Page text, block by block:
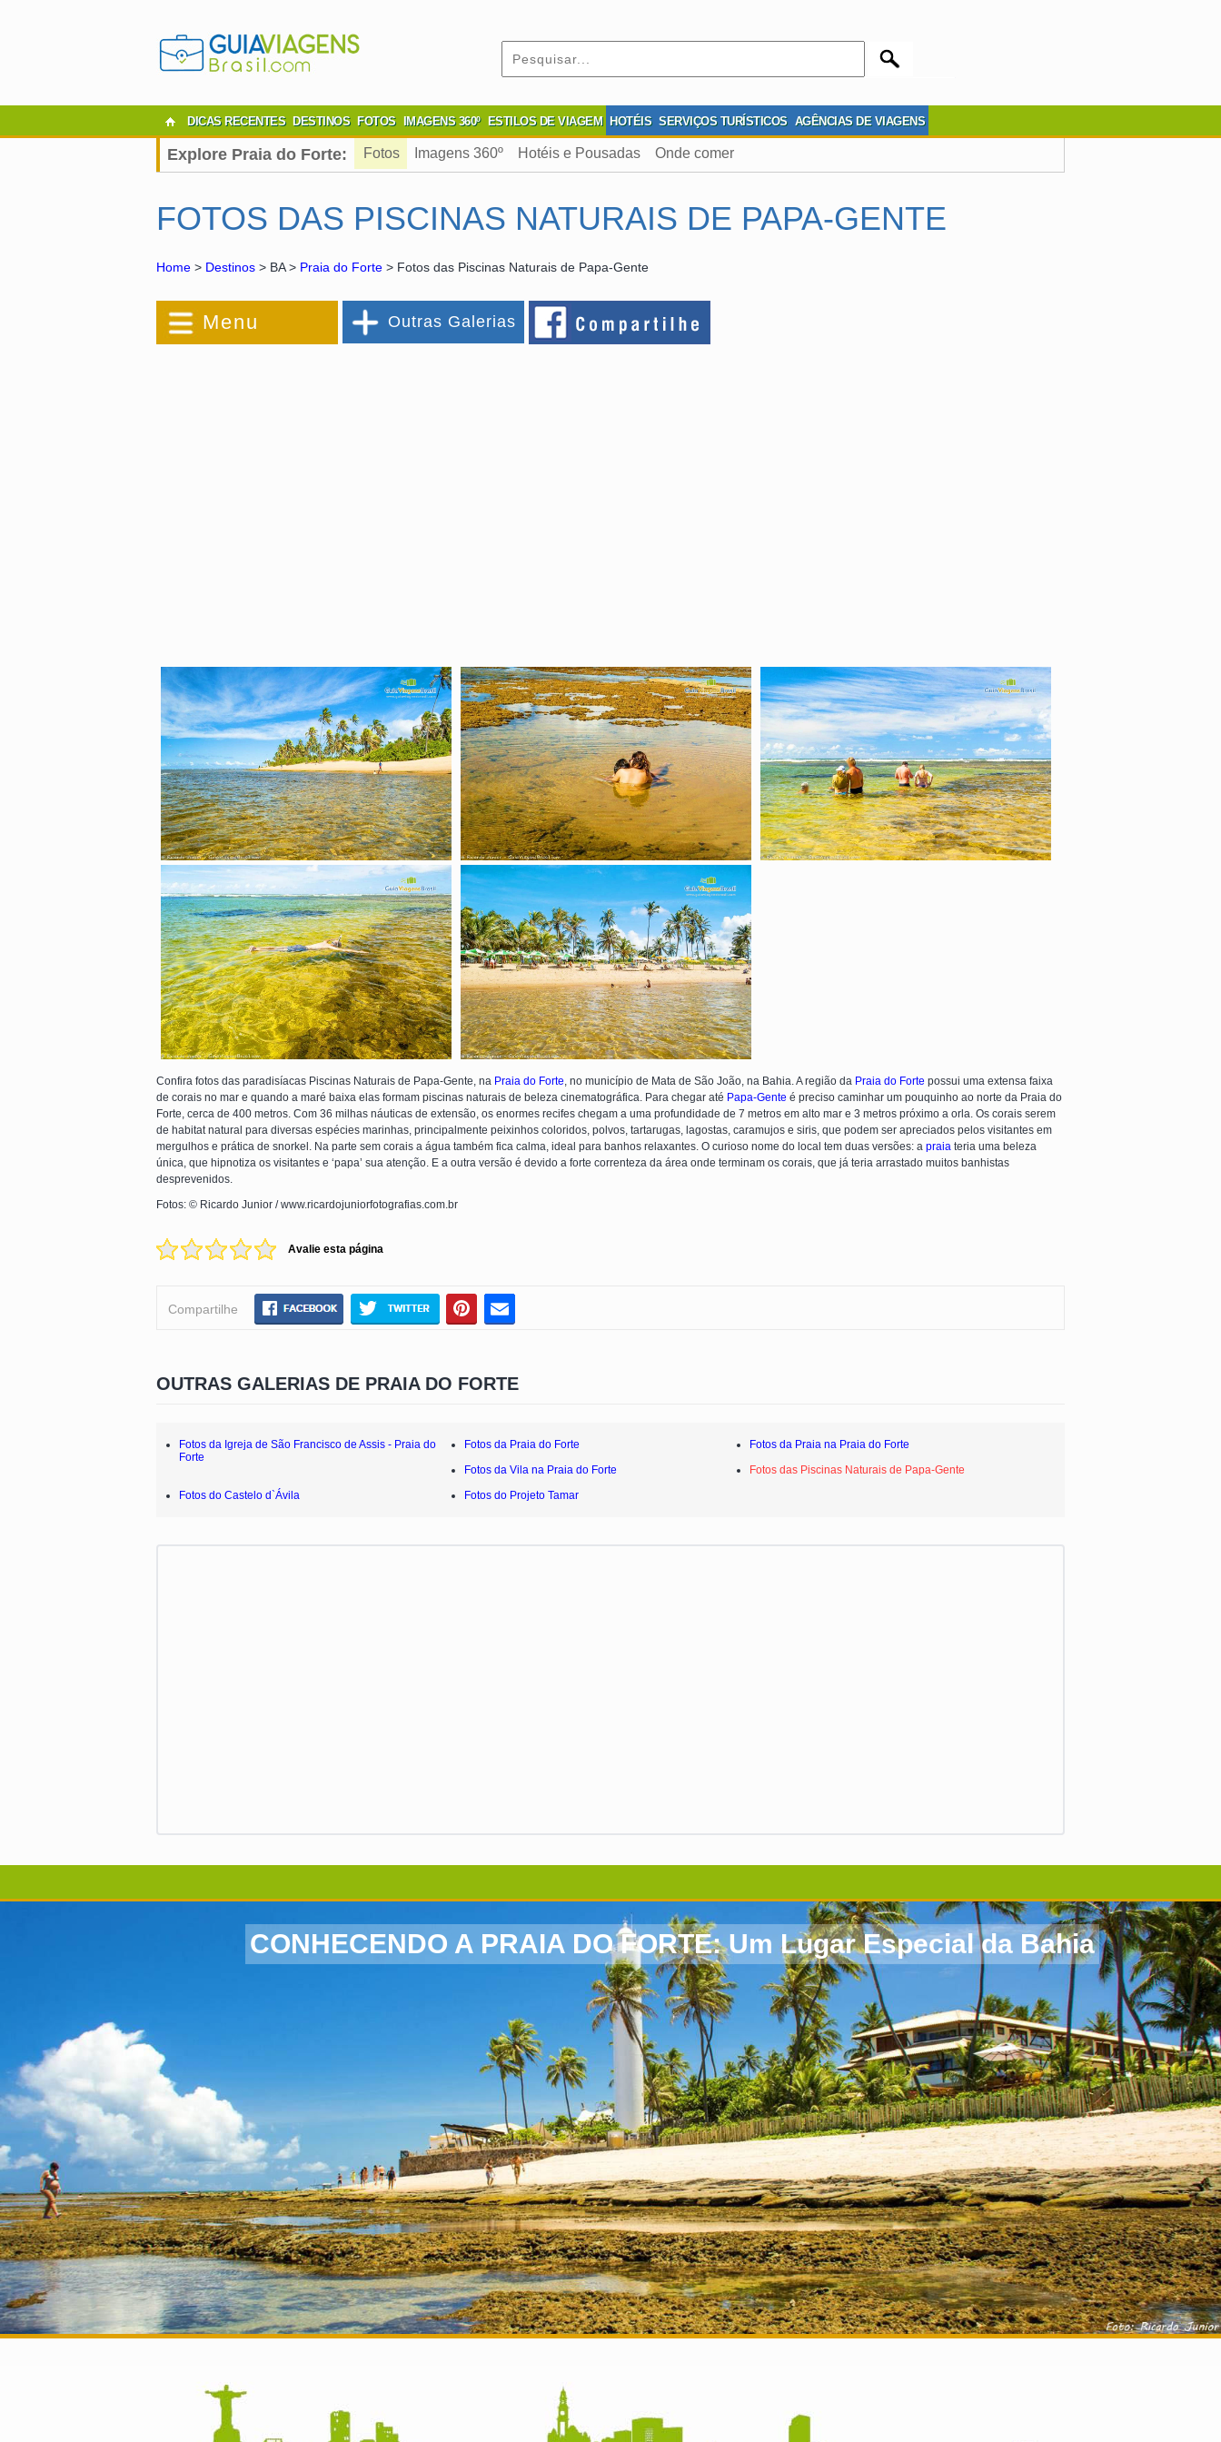
DICAS RECENTES DESTINOS FOTOS IMAGENS 360º ESTILOS DE VIAGEM HOTÉIS SERVIÇOS TURÍSTICOS AGÊNCIAS DE VIAGENS
Explore Praia do Forte: Fotos Imagens 360º Hotéis e Pousadas Onde comer
FOTOS DAS PISCINAS NATURAIS DE PAPA-GENTE
Home > Destinos > BA > Praia do Forte > Fotos das Piscinas Naturais de Papa-Gente
Menu Outras Galerias
Confira fotos das paradisíacas Piscinas Naturais de Papa-Gente, na Praia do Forte , no município de Mata de São João, na Bahia. A região da Praia do Forte possui uma extensa faixa
de corais no mar e quando a maré baixa elas formam piscinas naturais de beleza cinematográfica. Para chegar até Papa-Gente é preciso caminhar um pouquinho ao norte da Praia do
Forte, cerca de 400 metros. Com 36 milhas náuticas de extensão, os enormes recifes chegam a uma profundidade de 7 metros em alto mar e 3 metros próximo a orla. Os corais serem
de habitat natural para diversas espécies marinhas, principalmente peixinhos coloridos, polvos, tartarugas, lagostas, caramujos e siris, que podem ser apreciados pelos visitantes em
mergulhos e prática de snorkel. Na parte sem corais a água também fica calma, ideal para banhos relaxantes. O curioso nome do local tem duas versões: a praia teria uma beleza
única, que hipnotiza os visitantes e ‘papa’ sua atenção. E a outra versão é devido a forte correnteza da área onde terminam os corais, que já teria arrastado muitos banhistas
desprevenidos.
Fotos: © Ricardo Junior / www.ricardojuniorfotografias.com.br
Avalie esta página
Compartilhe
OUTRAS GALERIAS DE PRAIA DO FORTE
Fotos da Igreja de São Francisco de Assis - Praia do
Forte
Fotos da Praia do Forte
Fotos da Praia na Praia do Forte
Fotos da Vila na Praia do Forte
Fotos das Piscinas Naturais de Papa-Gente
Fotos do Castelo d`Ávila
Fotos do Projeto Tamar
CONHECENDO A PRAIA DO FORTE: Um Lugar Especial da Bahia